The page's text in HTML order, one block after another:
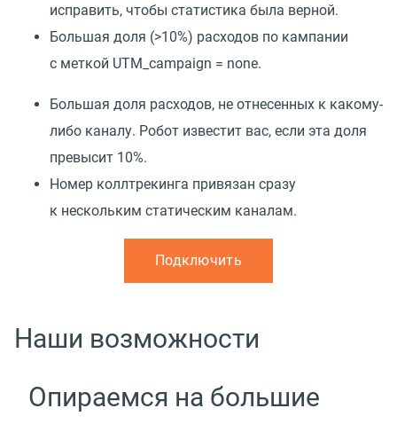
исправить, чтобы статистика была верной.
Большая доля (>10%) расходов по кампании
с меткой UTM_campaign = none.
Большая доля расходов, не отнесенных к какому-
либо каналу. Робот известит вас, если эта доля
превысит 10%.
Номер коллтрекинга привязан сразу
к нескольким статическим каналам.
Подключить
Наши возможности
Опираемся на большие